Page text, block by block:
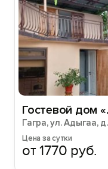
Гостевой дом
Гагра, ул. Адыгаа,
Цена за сутки
от 1770 руб.